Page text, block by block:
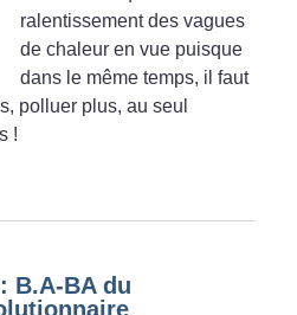
ralentissement des vagues
de chaleur en vue puisque
dans le même temps, il faut
polluer plus, au seul
!
B.A-BA du